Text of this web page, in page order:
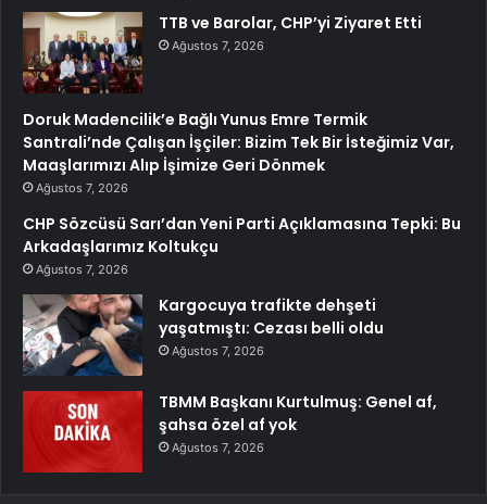
TTB ve Barolar, CHP’yi Ziyaret Etti
Ağustos 7, 2026
Doruk Madencilik’e Bağlı Yunus Emre Termik
Santrali’nde Çalışan İşçiler: Bizim Tek Bir İsteğimiz Var,
Maaşlarımızı Alıp İşimize Geri Dönmek
Ağustos 7, 2026
CHP Sözcüsü Sarı’dan Yeni Parti Açıklamasına Tepki: Bu
Arkadaşlarımız Koltukçu
Ağustos 7, 2026
Kargocuya trafikte dehşeti
yaşatmıştı: Cezası belli oldu
Ağustos 7, 2026
TBMM Başkanı Kurtulmuş: Genel af,
şahsa özel af yok
Ağustos 7, 2026